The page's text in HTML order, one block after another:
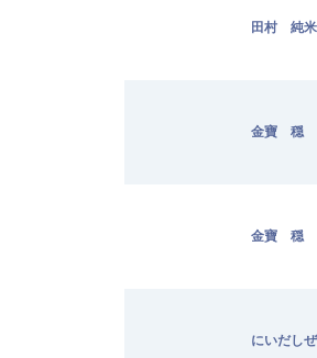
田村 純
金寶 穏
金寶 穏
にいだし